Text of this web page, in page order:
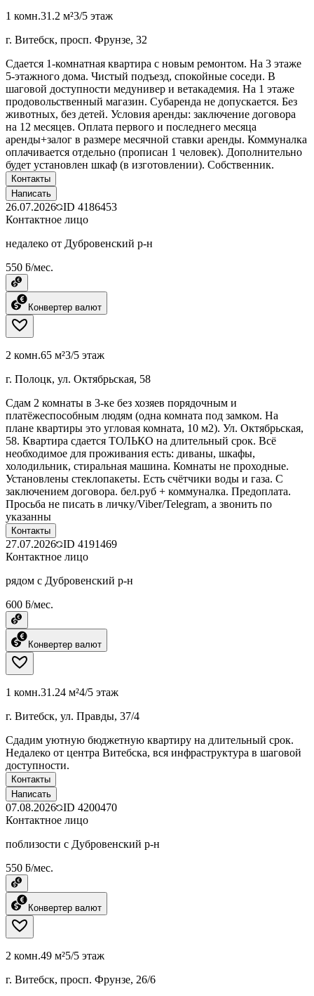
1 комн.31.2 м²3/5 этаж
г. Витебск, просп. Фрунзе, 32
Сдается 1-комнатная квартира с новым ремонтом. На 3 этаже
5-этажного дома. Чистый подъезд, спокойные соседи. В
шаговой доступности медунивер и ветакадемия. На 1 этаже
продовольственный магазин. Субаренда не допускается. Без
животных, без детей. Условия аренды: заключение договора
на 12 месяцев. Оплата первого и последнего месяца
аренды+залог в размере месячной ставки аренды. Коммуналка
оплачивается отдельно (прописан 1 человек). Дополнительно
будет установлен шкаф (в изготовлении). Собственник.
Контакты
Написать
26.07.2026 ID 4186453
Контактное лицо
недалеко от Дубровенский р-н
550 ƃ/мес.
Конвертер валют
2 комн.65 м²3/5 этаж
г. Полоцк, ул. Октябрьская, 58
Cдам 2 комнаты в 3-ке без хозяев порядочным и
платёжеспособным людям (одна комната под замком. На
плане квартиры это угловая комната, 10 м2). Ул. Октябрьская,
58. Квартира сдается ТОЛЬКО на длительный срок. Всё
необходимое для проживания есть: диваны, шкафы,
холодильник, стиральная машина. Комнаты не проходные.
Установлены стеклопакеты. Есть счётчики воды и газа. С
заключением договора. бел.руб + коммуналка. Предоплата.
Просьба не писать в личку/Viber/Telegram, а звонить по
указанны
Контакты
27.07.2026 ID 4191469
Контактное лицо
рядом с Дубровенский р-н
600 ƃ/мес.
Конвертер валют
1 комн.31.24 м²4/5 этаж
г. Витебск, ул. Правды, 37/4
Сдадим уютную бюджетную квартиру на длительный срок.
Недалеко от центра Витебска, вся инфраструктура в шаговой
доступности.
Контакты
Написать
07.08.2026 ID 4200470
Контактное лицо
поблизости с Дубровенский р-н
550 ƃ/мес.
Конвертер валют
2 комн.49 м²5/5 этаж
г. Витебск, просп. Фрунзе, 26/6